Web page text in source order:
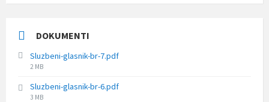
DOKUMENTI
Sluzbeni-glasnik-br-7.pdf
File
2 MB
Sluzbeni-glasnik-br-6.pdf
File
3 MB